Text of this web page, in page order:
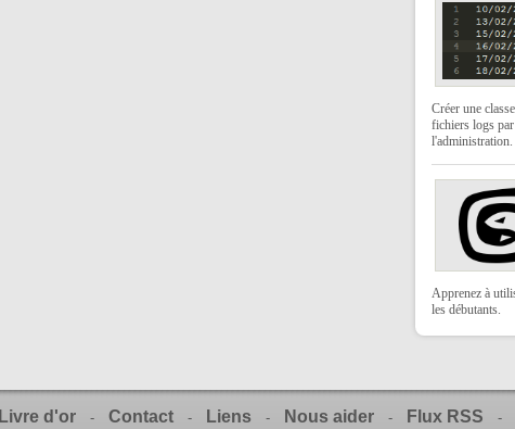
Créer une
fichiers logs
l'administration.
Apprenez à
les débutants.
Livre d'or - Contact - Liens - Nous aider - Flux RSS -